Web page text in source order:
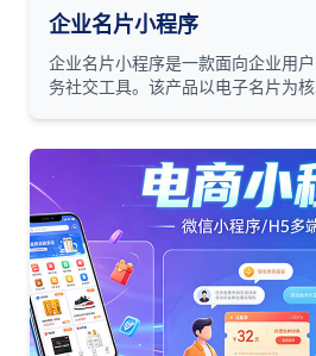
企业名片小程序
企业名片小程序是一款面向企业用
务社交工具。该产品以电子名片为
依托微信生态，具备轻量化、易传
企业实现从线下名片交换到线上商
过"名片+产品+供求"的生态闭环，
推广产品、获取商机。